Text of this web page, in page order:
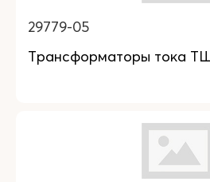
29779-05
Трансформаторы тока